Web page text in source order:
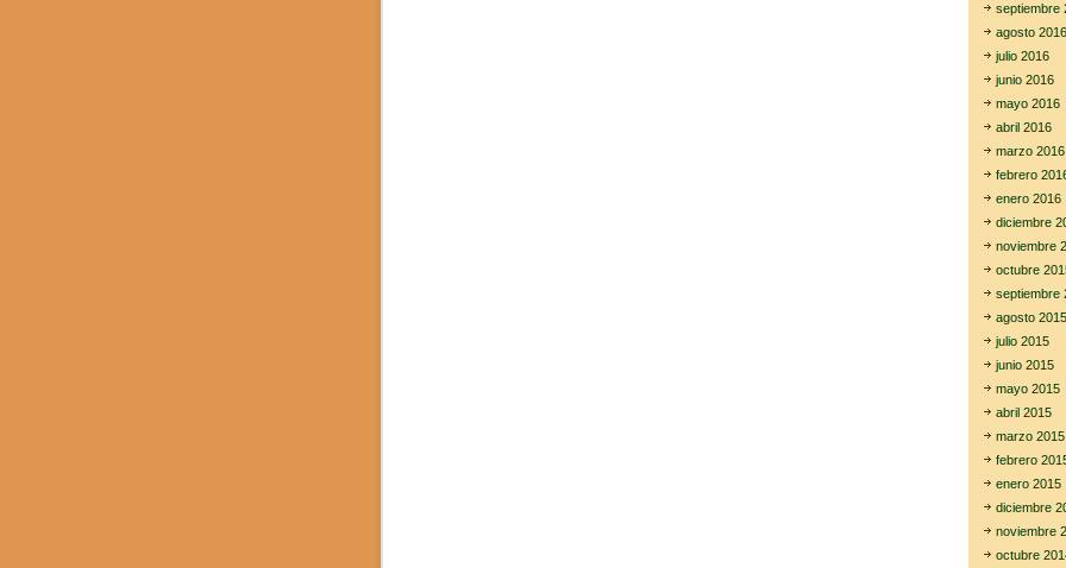
septiembre
agosto 2016
julio 2016
junio 2016
mayo 2016
abril 2016
marzo 2016
febrero
enero 2016
diciembre
noviembre
octubre
septiembre
agosto 2015
julio 2015
junio 2015
mayo 2015
abril 2015
marzo 2015
febrero
enero 2015
diciembre
noviembre
octubre